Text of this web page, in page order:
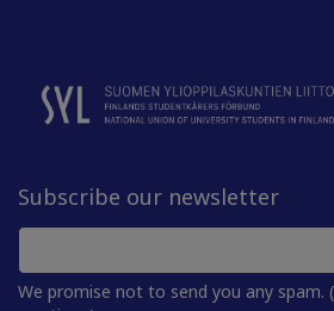
Subscribe our newsletter
We promise not to send you any spam.